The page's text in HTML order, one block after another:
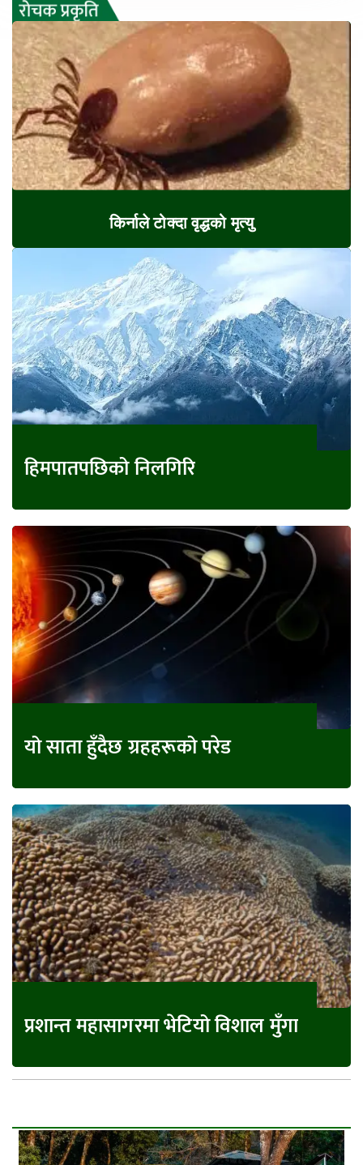
किर्नाले टोक्दा वृद्धको मृत्यु
हिमपातपछिको निलगिरि
यो साता हुँदैछ ग्रहहरूको परेड
प्रशान्त महासागरमा भेटियो विशाल मुँगा